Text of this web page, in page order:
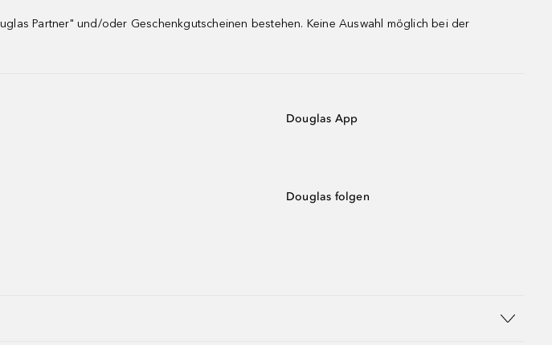
Partner" und/oder Geschenkgutscheinen bestehen. Keine Auswahl möglich bei der
Douglas App
Douglas folgen